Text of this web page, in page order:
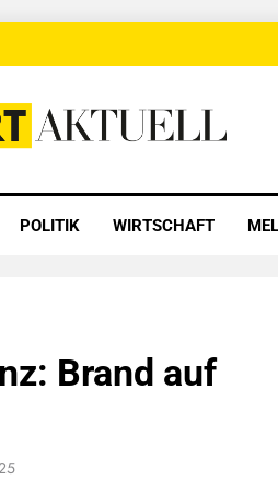
POLITIK WIRTSCHAFT
Brand auf